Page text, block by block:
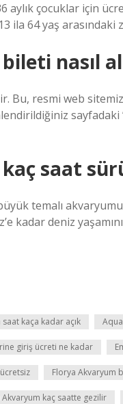
çocuklar için
ila 64 yaş
nasıl
Bu, resmi web
saat
temalı
kadar deniz
kaça kadar açık
giriş ücreti ne kadar
Florya Akvaryum
Akvaryum kaç saatte gezilir